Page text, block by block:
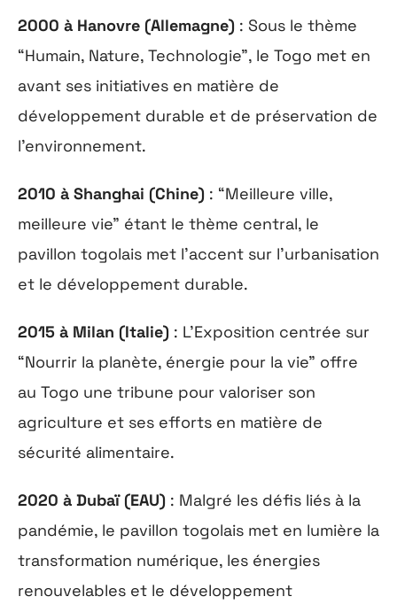
2000 à Hanovre (Allemagne) : Sous le thème
“Humain, Nature, Technologie”, le Togo met en
avant ses initiatives en matière de
développement durable et de préservation de
l’environnement.
2010 à Shanghai (Chine) : “Meilleure ville,
meilleure vie” étant le thème central, le
pavillon togolais met l’accent sur l’urbanisation
et le développement durable.
2015 à Milan (Italie) : L’Exposition centrée sur
“Nourrir la planète, énergie pour la vie” offre
au Togo une tribune pour valoriser son
agriculture et ses efforts en matière de
sécurité alimentaire.
2020 à Dubaï (EAU) : Malgré les défis liés à la
pandémie, le pavillon togolais met en lumière la
transformation numérique, les énergies
renouvelables et le développement